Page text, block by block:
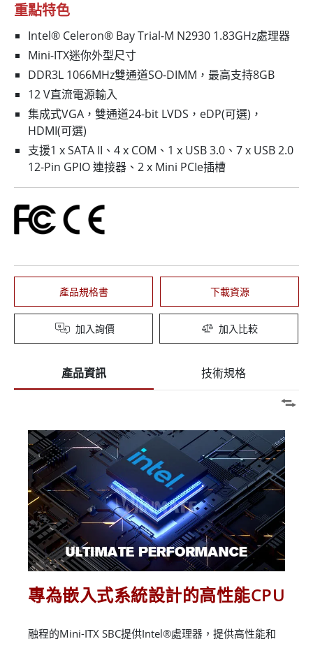
重點特色
Intel® Celeron® Bay Trial-M N2930 1.83GHz處理器
Mini-ITX迷你外型尺寸
DDR3L 1066MHz雙通道SO-DIMM，最高支持8GB
12 V直流電源輸入
集成式VGA，雙通道24-bit LVDS，eDP(可選)，
HDMI(可選)
支援1 x SATA II、4 x COM、1 x USB 3.0、7 x USB 2.0
12-Pin GPIO 連接器、2 x Mini PCIe插槽
產品規格書 下載資源
加入詢價 加入比較
產品資訊 技術規格
專為嵌入式系統設計的高性能CPU
融程的Mini-ITX SBC提供Intel®處理器，提供高性能和